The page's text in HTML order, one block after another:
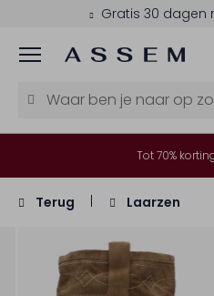
Gratis 30 dagen
Menu
Tot 70%
Terug Laarzen